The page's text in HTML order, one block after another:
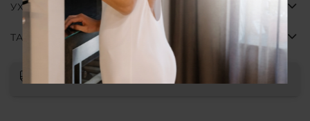
УХОД И СОСТАВ
ТАБЛИЦА РАЗМЕРОВ